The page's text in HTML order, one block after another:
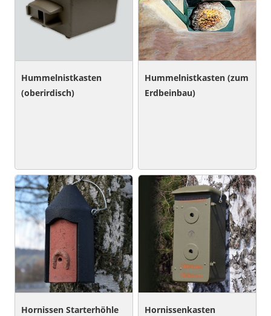
Hummelnistkasten
(oberirdisch)
Hummelnistkasten (zum
Erdbeinbau)
Hornissen Starterhöhle Hornissenkasten